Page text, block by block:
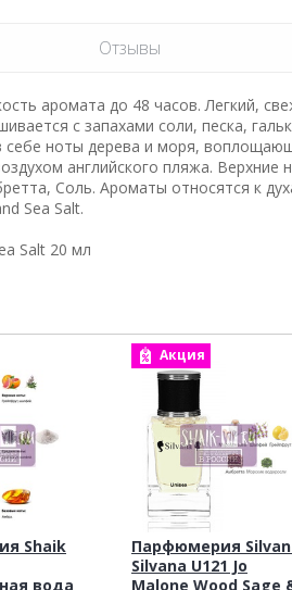
Отзывы
аромата до 48 часов. Легкий,
с запахами соли, песка,
себе ноты дерева и моря,
английского пляжа. Верхние
Соль. Ароматы относятся к
Sea Salt.
Salt 20 мл
Shaik
вода
Акция
Парфюмерия
Silvana U121 Jo
Malone Wood Sage